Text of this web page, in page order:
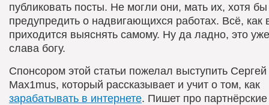
публиковать посты. Не могли они, мать их, хотя бы
предупредить о надвигающихся работах. Всё, как
приходится выяснять самому. Ну да ладно, это
слава богу.
Спонсором этой статьи пожелал выступить
Max1mus, который рассказывает и учит о том, как
зарабатывать в интернете. Пишет про партнёрские